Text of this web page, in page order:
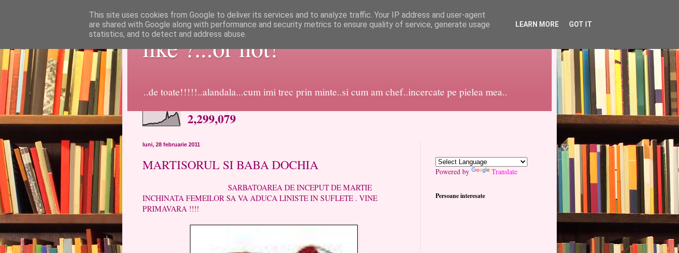
like ?...or not!
..de toate!!!!!..alandala...cum imi trec prin minte..si cum am chef..incercate pe pielea mea..
2,299,079
luni, 28 februarie 2011
MARTISORUL SI BABA DOCHIA
SARBATOAREA DE INCEPUT DE MARTIE
INCHINATA FEMEILOR SA VA ADUCA LINISTE IN SUFLETE . VINE
PRIMAVARA !!!!
Powered by Translate
Persoane interesate
This site uses cookies from Google to deliver its services and to analyze traffic. Your IP address and user-agent
are shared with Google along with performance and security metrics to ensure quality of service, generate usage
statistics, and to detect and address abuse.
LEARN MORE GOT IT